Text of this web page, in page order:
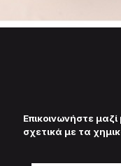
Επικοινωνήστε
σχετικά με τα